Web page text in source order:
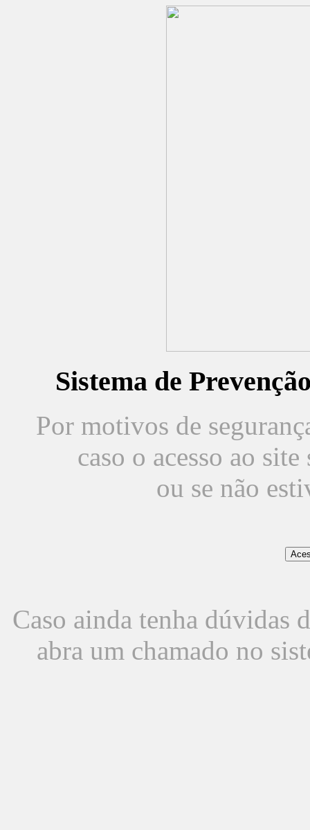
Sistema de
Por motivos de
caso o acesso ao
ou se não
Caso ainda tenha dúvidas
abra um chamado no